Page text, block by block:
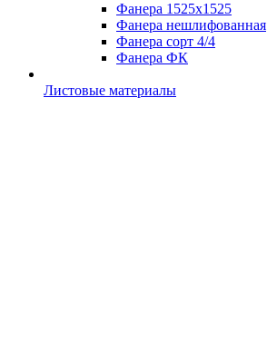
Фанера 1525х1525
Фанера нешлифованная
Фанера сорт 4/4
Фанера ФК
Листовые материалы